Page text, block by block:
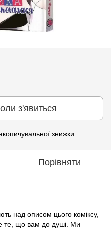
з'явиться
знижки
Порівняти
над описом цього коміксу,
те, що вам до душі. Ми